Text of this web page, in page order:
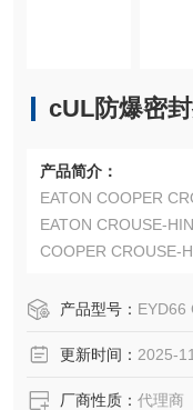
cUL防爆密
产品简介：
EATON COOPER
EATON CROUSE-
COOPER CROUSE-
EATON CROUSE-
产品型号： EYD66
更新时间： 2025-
厂商性质： 代理商